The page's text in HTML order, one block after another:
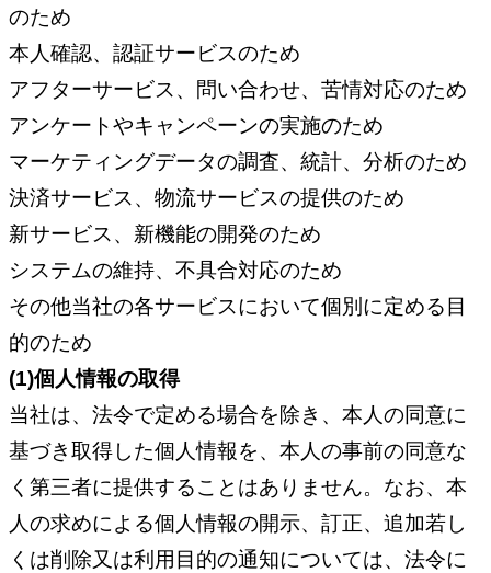
のため
本人確認、認証サービスのため
アフターサービス、問い合わせ、苦情対応のため
アンケートやキャンペーンの実施のため
マーケティングデータの調査、統計、分析のため
決済サービス、物流サービスの提供のため
新サービス、新機能の開発のため
システムの維持、不具合対応のため
その他当社の各サービスにおいて個別に定める目
的のため
(1)個人情報の取得
当社は、法令で定める場合を除き、本人の同意に
基づき取得した個人情報を、本人の事前の同意な
く第三者に提供することはありません。なお、本
人の求めによる個人情報の開示、訂正、追加若し
くは削除又は利用目的の通知については、法令に